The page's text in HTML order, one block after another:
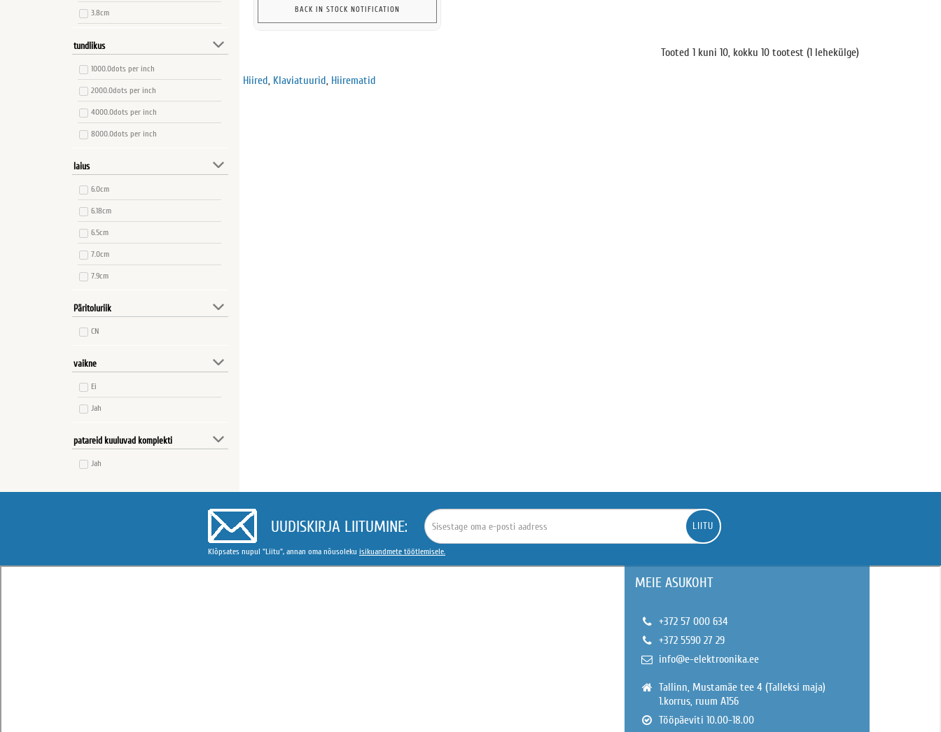
3.8cm
7.1cm
tundlikus
1000.0dots per inch
2000.0dots per inch
4000.0dots per inch
8000.0dots per inch
laius
6.0cm
6.18cm
6.5cm
7.0cm
7.9cm
Päritoluriik
CN
vaikne
Ei
Jah
patareid kuuluvad komplekti
Jah
BACK IN STOCK NOTIFICATION
Tooted 1 kuni 10, kokku 10 tootest (1 lehekülge)
Hiired, Klaviatuurid, Hiirematid
UUDISKIRJA LIITUMINE: LIITU
Klõpsates nupul "Liitu", annan oma nõusoleku isikuandmete töötlemisele.
MEIE ASUKOHT
+372 57 000 634
+372 5590 27 29
info@e-elektroonika.ee
Tallinn, Mustamäe tee 4 (Talleksi maja)
1.korrus, ruum A156
Tööpäeviti 10.00-18.00